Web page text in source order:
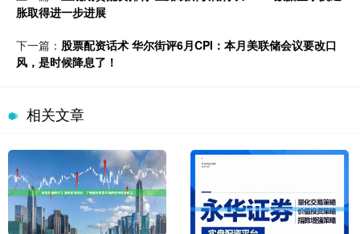
胀取得进一步进展
下一篇： 股票配资话术 华尔街评6月CPI：本月美联储会议要改口
风，是时候降息了！
相关文章